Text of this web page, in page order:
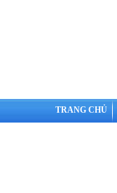
TRANG CHỦ